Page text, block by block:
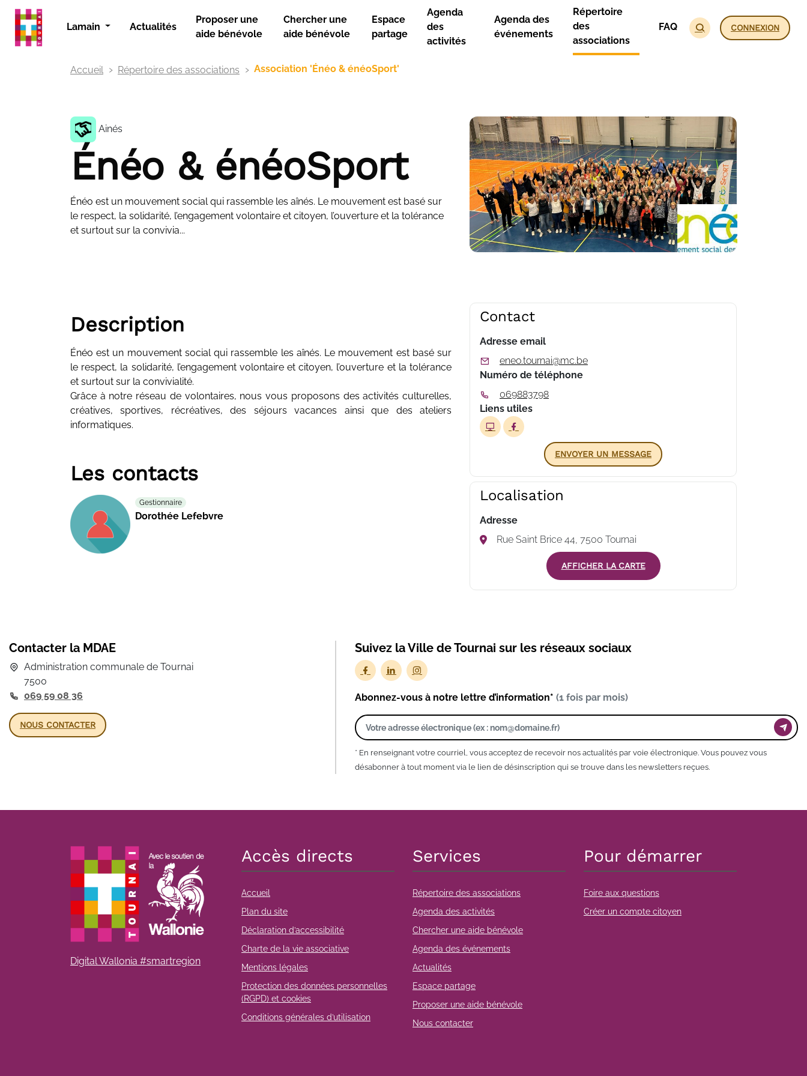
Lamain CONNEXION
Actualités
Proposer une
aide bénévole
Chercher une
aide bénévole
Espace
partage
Agenda
des
activités
Agenda des
événements
Répertoire
des
associations
FAQ
Accueil Répertoire des associations Association 'Énéo & énéoSport'
Ainés
Énéo & énéoSport
Énéo est un mouvement social qui rassemble les aînés. Le mouvement est basé sur
le respect, la solidarité, l’engagement volontaire et citoyen, l’ouverture et la tolérance
et surtout sur la convivia...
Description
Énéo est un mouvement social qui rassemble les aînés. Le mouvement est basé sur
le respect, la solidarité, l’engagement volontaire et citoyen, l’ouverture et la tolérance
et surtout sur la convivialité.
Grâce à notre réseau de volontaires, nous vous proposons des activités culturelles,
créatives, sportives, récréatives, des séjours vacances ainsi que des ateliers
informatiques.
Les contacts
Gestionnaire
Dorothée Lefebvre
Contact
Adresse email
eneo.tournai@mc.be
Numéro de téléphone
069883798
Liens utiles
ENVOYER UN MESSAGE
Localisation
Adresse
Rue Saint Brice 44, 7500 Tournai
AFFICHER LA CARTE
Contacter la MDAE
Administration communale de Tournai
7500
069 59 08 36
NOUS CONTACTER
Suivez la Ville de Tournai sur les réseaux sociaux
Abonnez-vous à notre lettre d’information* (1 fois par mois)
* En renseignant votre courriel, vous acceptez de recevoir nos actualités par voie électronique. Vous pouvez vous
désabonner à tout moment via le lien de désinscription qui se trouve dans les newsletters reçues.
Digital Wallonia #smartregion
Accès directs
Accueil
Plan du site
Déclaration d’accessibilité
Charte de la vie associative
Mentions légales
Protection des données personnelles
(RGPD) et cookies
Conditions générales d’utilisation
Services
Répertoire des associations
Agenda des activités
Chercher une aide bénévole
Agenda des événements
Actualités
Espace partage
Proposer une aide bénévole
Nous contacter
Pour démarrer
Foire aux questions
Créer un compte citoyen
Panneau de gestion des cookies